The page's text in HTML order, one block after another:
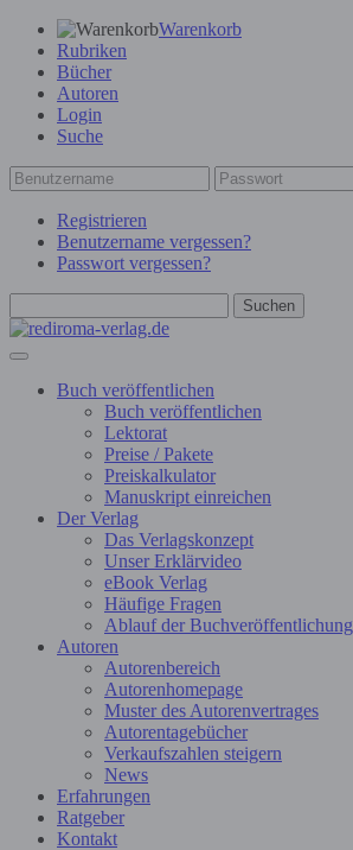
Warenkorb
Rubriken
Bücher
Autoren
Login
Suche
Registrieren
Benutzername vergessen?
Passwort vergessen?
Suchen
Buch veröffentlichen
Buch veröffentlichen
Lektorat
Preise / Pakete
Preiskalkulator
Manuskript einreichen
Der Verlag
Das Verlagskonzept
Unser Erklärvideo
eBook Verlag
Häufige Fragen
Ablauf der Buchveröffentlichung
Autoren
Autorenbereich
Autorenhomepage
Muster des Autorenvertrages
Autorentagebücher
Verkaufszahlen steigern
News
Erfahrungen
Ratgeber
Kontakt